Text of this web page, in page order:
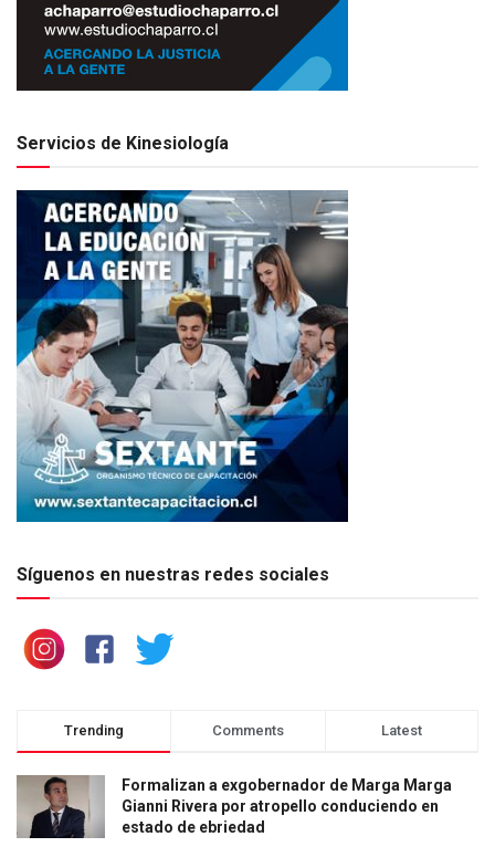
Servicios de Kinesiología
Síguenos en nuestras redes sociales
Trending Comments Latest
Formalizan a exgobernador de Marga Marga
Gianni Rivera por atropello conduciendo en
estado de ebriedad